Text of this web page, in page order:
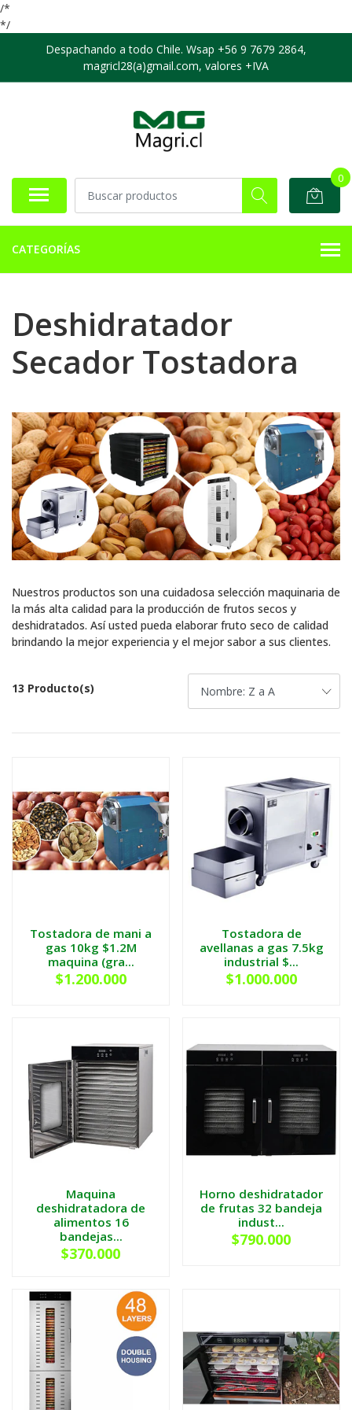
/*
*/
Despachando a todo Chile. Wsap +56 9 7679 2864,
magricl28(a)gmail.com, valores +IVA
0
CATEGORÍAS
Deshidratador
Secador Tostadora
Nuestros productos son una cuidadosa selección maquinaria de
la más alta calidad para la producción de frutos secos y
deshidratados. Así usted pueda elaborar fruto seco de calidad
brindando la mejor experiencia y el mejor sabor a sus clientes.
13 Producto(s)
Tostadora de mani a
gas 10kg $1.2M
maquina (gra...
$1.200.000
Tostadora de
avellanas a gas 7.5kg
industrial $...
$1.000.000
Maquina
deshidratadora de
alimentos 16
bandejas...
$370.000
Horno deshidratador
de frutas 32 bandeja
indust...
$790.000